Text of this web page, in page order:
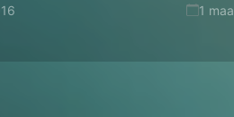
1